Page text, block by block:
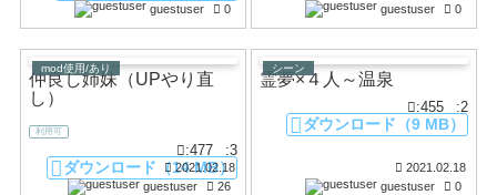
guestuser
0
guestuser
0
mod使用/あり
仲良し姉妹（UPやり直
し）
利用可
:477 :3
2021.02.18
guestuser
26
ダウンロード（14 MB）
シーン
霊夢×４人～温泉
:455 :2
2021.02.18
guestuser
0
ダウンロード（9 MB）